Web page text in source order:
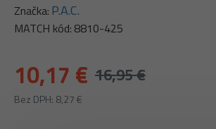
10,17 € 16,95 €
Bez DPH: 8,27 €
Značka: P.A.C.
MATCH kód: 8810-425